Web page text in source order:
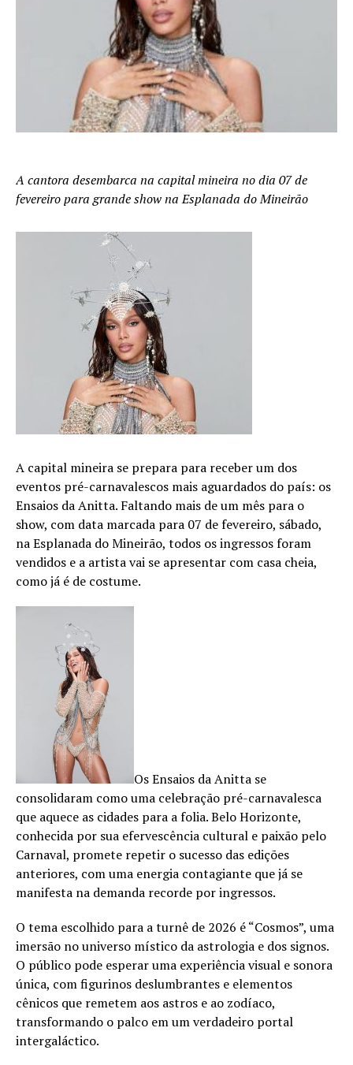
A cantora desembarca na capital mineira no dia 07 de
fevereiro para grande show na Esplanada do Mineirão
A capital mineira se prepara para receber um dos
eventos pré-carnavalescos mais aguardados do país: os
Ensaios da Anitta. Faltando mais de um mês para o
show, com data marcada para 07 de fevereiro, sábado,
na Esplanada do Mineirão, todos os ingressos foram
vendidos e a artista vai se apresentar com casa cheia,
como já é de costume.
Os Ensaios da Anitta se
consolidaram como uma celebração pré-carnavalesca
que aquece as cidades para a folia. Belo Horizonte,
conhecida por sua efervescência cultural e paixão pelo
Carnaval, promete repetir o sucesso das edições
anteriores, com uma energia contagiante que já se
manifesta na demanda recorde por ingressos.
O tema escolhido para a turnê de 2026 é “Cosmos”, uma
imersão no universo místico da astrologia e dos signos.
O público pode esperar uma experiência visual e sonora
única, com figurinos deslumbrantes e elementos
cênicos que remetem aos astros e ao zodíaco,
transformando o palco em um verdadeiro portal
intergaláctico.